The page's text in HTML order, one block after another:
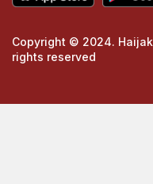
Copyright © 2024.
rights reserved